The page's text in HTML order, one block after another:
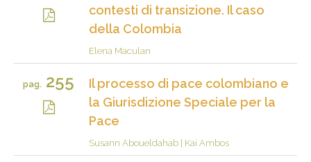
contesti di transizione. Il caso
della Colombia
Elena Maculan
pag. 255
Il processo di pace colombiano e
la Giurisdizione Speciale per la
Pace
Susann Aboueldahab Kai Ambos